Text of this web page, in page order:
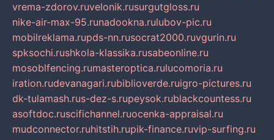
vrema-zdorov.ruvelonik.rusurgutgloss.ru
nike-air-max-95.runadookna.rulubov-pic.ru
mobilreklama.rupds-nn.rusocrat2000.ruvgurin.ru
spksochi.rushkola-klassika.rusabeonline.ru
mosoblfencing.rumasteroptica.rulucomoria.ru
iration.rudevanagari.rubiblioverde.ruigro-pictures.ru
dk-tulamash.rus-dez-s.rupeysok.rublackcountess.ru
asoftdoc.ruscifichannel.ruocenka-appraisal.ru
mudconnector.ruhitstih.rupik-finance.ruvip-surfing.ru